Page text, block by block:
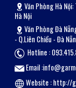
Văn Phòng Hà
Hà Nội
Văn Phòng Đà
- Q.Liên Chiểu - Đà
Hotline :
Email
Website :http://